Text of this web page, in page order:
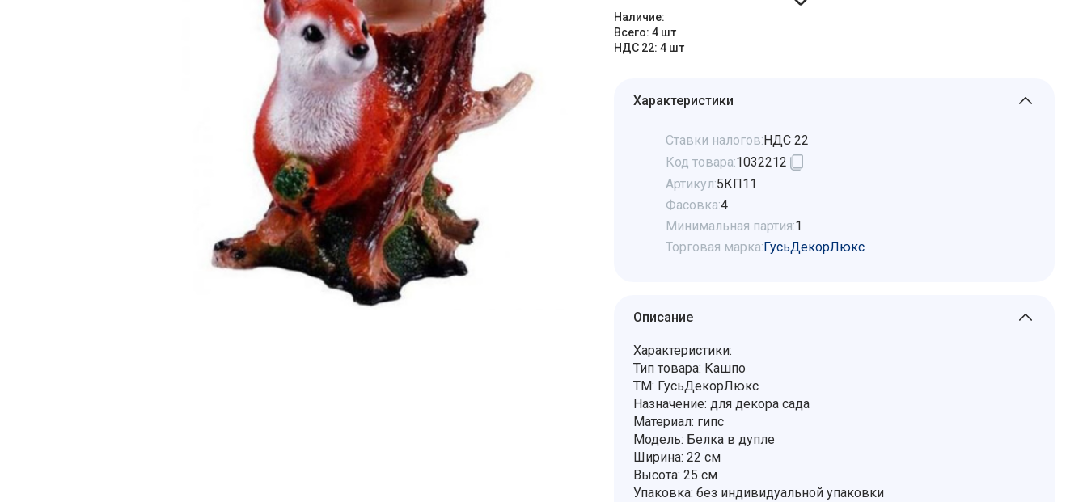
Наличие:
Всего: 4 шт
НДС 22: 4 шт
Характеристики
Ставки налогов:НДС 22
Код товара:1032212
Артикул:5КП11
Фасовка:4
Минимальная партия:1
Торговая марка:ГусьДекорЛюкс
Описание
Характеристики:
Тип товара: Кашпо
ТМ: ГусьДекорЛюкс
Назначение: для декора сада
Материал: гипс
Модель: Белка в дупле
Ширина: 22 см
Высота: 25 см
Упаковка: без индивидуальной упаковки